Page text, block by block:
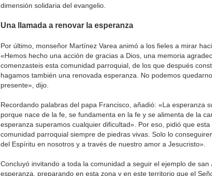
dimensión solidaria del evangelio.
Una llamada a renovar la esperanza
Por último, monseñor Martínez Varea animó a los fieles a mirar
«Hemos hecho una acción de gracias a Dios, una memoria
comenzasteis esta comunidad parroquial, de los que después
hagamos también una renovada esperanza. No podemos
presente», dijo.
Recordando palabras del papa Francisco, añadió: «La esperanza
porque nace de la fe, se fundamenta en la fe y se alimenta de la
esperanza superamos cualquier dificultad». Por eso, pidió que
comunidad parroquial siempre de piedras vivas. Solo lo
del Espíritu en nosotros y a través de nuestro amor a Jesucristo».
Concluyó invitando a toda la comunidad a seguir el ejemplo de san
esperanza, preparando en esta zona y en este territorio que el